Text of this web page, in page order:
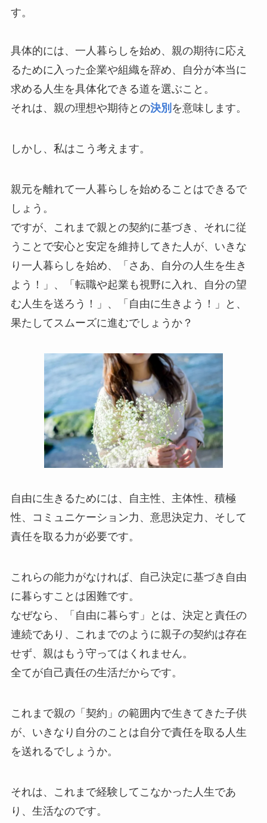
す。
具体的には、一人暮らしを始め、親の期待に応え
るために入った企業や組織を辞め、自分が本当に
求める人生を具体化できる道を選ぶこと。
それは、親の理想や期待との決別 を意味します。
しかし、私はこう考えます。
親元を離れて一人暮らしを始めることはできるで
しょう。
ですが、これまで親との契約に基づき、それに従
うことで安心と安定を維持してきた人が、いきな
り一人暮らしを始め、「さあ、自分の人生を生き
よう！」、「転職や起業も視野に入れ、自分の望
む人生を送ろう！」、「自由に生きよう！」と、
果たしてスムーズに進むでしょうか？
自由に生きるためには、自主性、主体性、積極
性、コミュニケーション力、意思決定力、そして
責任を取る力が必要です。
これらの能力がなければ、自己決定に基づき自由
に暮らすことは困難です。
なぜなら、「自由に暮らす」とは、決定と責任の
連続であり、これまでのように親子の契約は存在
せず、親はもう守ってはくれません。
全てが自己責任の生活だからです。
これまで親の「契約」の範囲内で生きてきた子供
が、いきなり自分のことは自分で責任を取る人生
を送れるでしょうか。
それは、これまで経験してこなかった人生であ
り、生活なのです。